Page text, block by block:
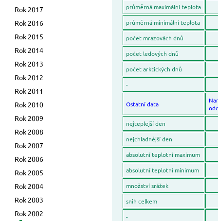
Rok 2017
Rok 2016
Rok 2015
Rok 2014
Rok 2013
Rok 2012
Rok 2011
Rok 2010
Rok 2009
Rok 2008
Rok 2007
Rok 2006
Rok 2005
Rok 2004
Rok 2003
Rok 2002
průměrná maximální teplota
průměrná minimální teplota
počet mrazovách dnů
počet ledových dnů
počet arktických dnů
-
Ostatní data
nejteplejší den
nejchladnější den
absolutní teplotní maximum
absolutní teplotní minimum
množství srážek
snih celkem
-